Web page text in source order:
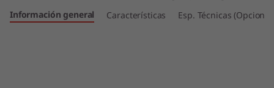
dInformación general Características Esp. Técnicas